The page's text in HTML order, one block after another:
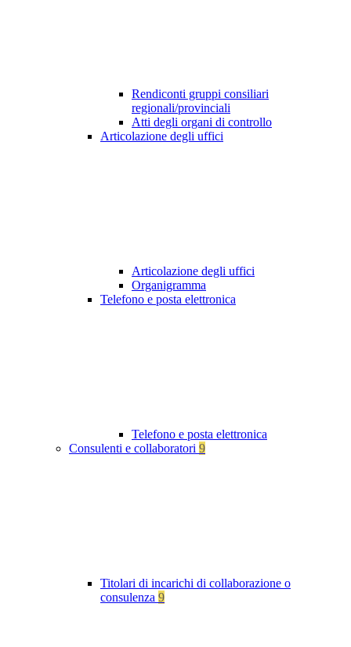
Rendiconti gruppi consiliari
regionali/provinciali
Atti degli organi di controllo
Articolazione degli uffici
Articolazione degli uffici
Organigramma
Telefono e posta elettronica
Telefono e posta elettronica
Consulenti e collaboratori 9
Titolari di incarichi di collaborazione o
consulenza 9